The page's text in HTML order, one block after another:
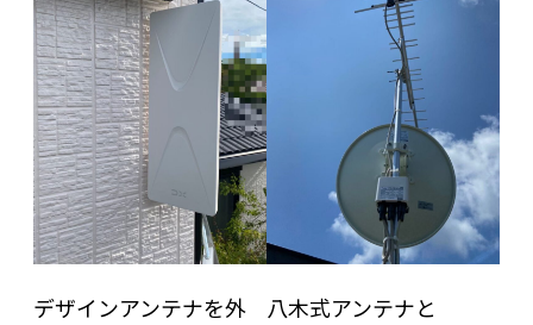
デザインアンテナを外
八木式アンテナと